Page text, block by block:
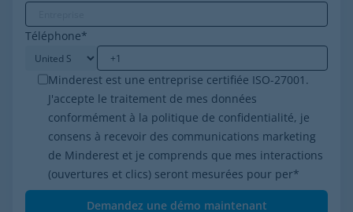
Téléphone*
Minderest est une entreprise certifiée ISO-27001.
J'accepte le traitement de mes données
conformément à la politique de confidentialité, je
consens à recevoir des communications marketing
de Minderest et je comprends que mes interactions
(ouvertures et clics) seront mesurées pour per*